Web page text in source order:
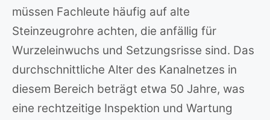
müssen Fachleute häufig auf alte
Steinzeugrohre achten, die anfällig für
Wurzeleinwuchs und Setzungsrisse sind. Das
durchschnittliche Alter des Kanalnetzes in
diesem Bereich beträgt etwa 50 Jahre, was
eine rechtzeitige Inspektion und Wartung